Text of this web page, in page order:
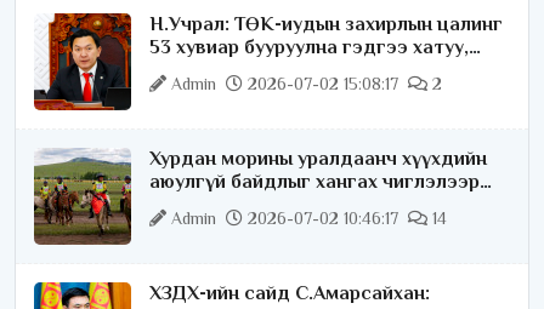
Н.Учрал: ТӨК-иудын захирлын цалинг
53 хувиар бууруулна гэдгээ хатуу,
хариуцлагатайгаар хэлье
Admin 2026-07-02 15:08:17 2
Хурдан морины уралдаанч хүүхдийн
аюулгүй байдлыг хангах чиглэлээр
ажиллаж байна
Admin 2026-07-02 10:46:17 14
ХЗДХ-ийн сайд С.Амарсайхан: